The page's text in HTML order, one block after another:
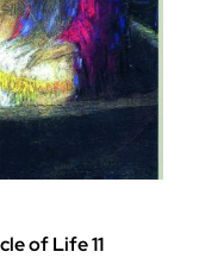
of Life 11